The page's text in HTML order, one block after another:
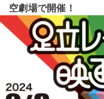
空劇場で開催！